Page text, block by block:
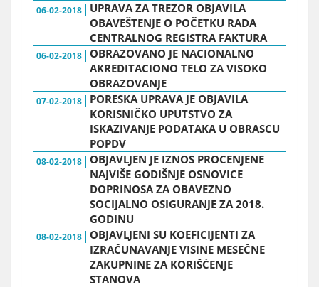
06-02-2018
UPRAVA ZA TREZOR OBJAVILA
OBAVEŠTENJE O POČETKU RADA
CENTRALNOG REGISTRA FAKTURA
06-02-2018
OBRAZOVANO JE NACIONALNO
AKREDITACIONO TELO ZA VISOKO
OBRAZOVANJE
07-02-2018
PORESKA UPRAVA JE OBJAVILA
KORISNIČKO UPUTSTVO ZA
ISKAZIVANJE PODATAKA U OBRASCU
POPDV
08-02-2018
OBJAVLJEN JE IZNOS PROCENJENE
NAJVIŠE GODIŠNJE OSNOVICE
DOPRINOSA ZA OBAVEZNO
SOCIJALNO OSIGURANJE ZA 2018.
GODINU
08-02-2018
OBJAVLJENI SU KOEFICIJENTI ZA
IZRAČUNAVANJE VISINE MESEČNE
ZAKUPNINE ZA KORIŠĆENJE
STANOVA